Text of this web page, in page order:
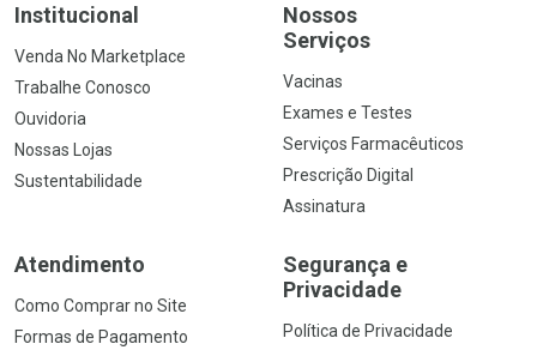
Institucional
Venda No Marketplace
Trabalhe Conosco
Ouvidoria
Nossas Lojas
Sustentabilidade
Nossos
Serviços
Vacinas
Exames e Testes
Serviços Farmacêuticos
Prescrição Digital
Assinatura
Atendimento
Como Comprar no Site
Formas de Pagamento
Segurança e
Privacidade
Política de Privacidade